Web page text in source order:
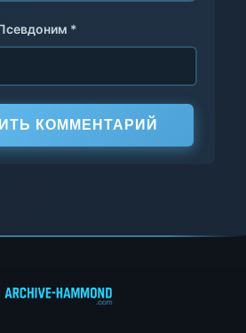
*
КОММЕНТАРИЙ